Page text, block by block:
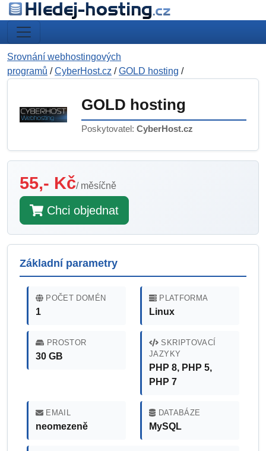
Srovnání webhostingových
programů /CyberHost.cz /GOLD hosting /
GOLD hosting
Poskytovatel: CyberHost.cz
55,- Kč/ měsíčně
Chci objednat
Základní parametry
POČET DOMÉN
1
PLATFORMA
Linux
PROSTOR
30 GB
SKRIPTOVACÍ
JAZYKY
PHP 8, PHP 5,
PHP 7
EMAIL
neomezeně
DATABÁZE
MySQL